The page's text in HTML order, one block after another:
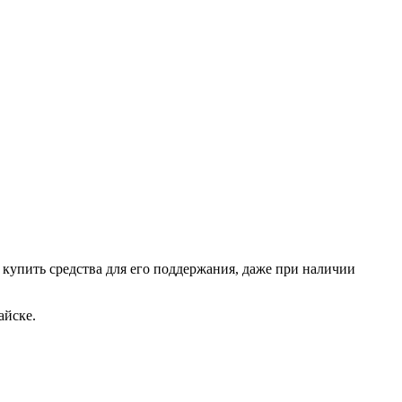
средства для его поддержания, даже при наличии